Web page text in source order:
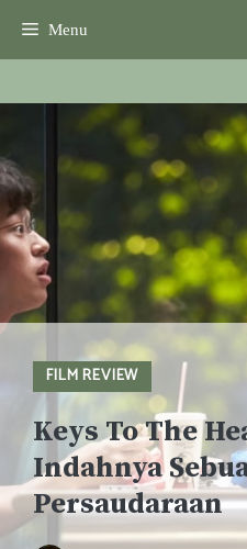
Menu
FILM REVIEW
Keys To The
Indahnya
Persaudaraan